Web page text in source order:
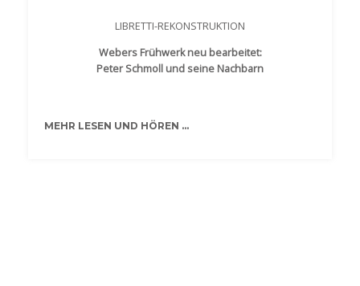
LIBRETTI-REKONSTRUKTION
Webers Frühwerk neu bearbeitet:
Peter Schmoll und seine Nachbarn
MEHR LESEN UND HÖREN ...